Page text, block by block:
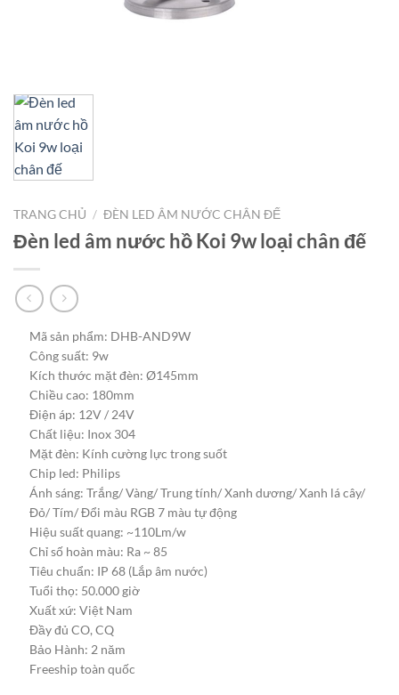
TRANG CHỦ / ĐÈN LED ÂM NƯỚC CHÂN ĐẾ
Đèn led âm nước hồ Koi 9w loại chân đế
Mã sản phẩm: DHB-AND9W
Công suất: 9w
Kích thước mặt đèn: Ø145mm
Chiều cao: 180mm
Điện áp: 12V / 24V
Chất liệu: Inox 304
Mặt đèn: Kính cường lực trong suốt
Chip led: Philips
Ánh sáng: Trắng/ Vàng/ Trung tính/ Xanh dương/ Xanh lá cây/
Đỏ/ Tím/ Đổi màu RGB 7 màu tự động
Hiệu suất quang: ~110Lm/w
Chỉ số hoàn màu: Ra ~ 85
Tiêu chuẩn: IP 68 (Lắp âm nước)
Tuổi thọ: 50.000 giờ
Xuất xứ: Việt Nam
Đầy đủ CO, CQ
Bảo Hành: 2 năm
Freeship toàn quốc